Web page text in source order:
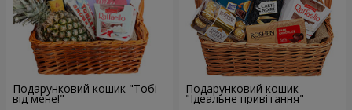
Подарунковий кошик "Тобі
від мене!"
Подарунковий кошик
"Ідеальне привітання"